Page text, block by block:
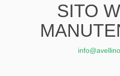
SITO